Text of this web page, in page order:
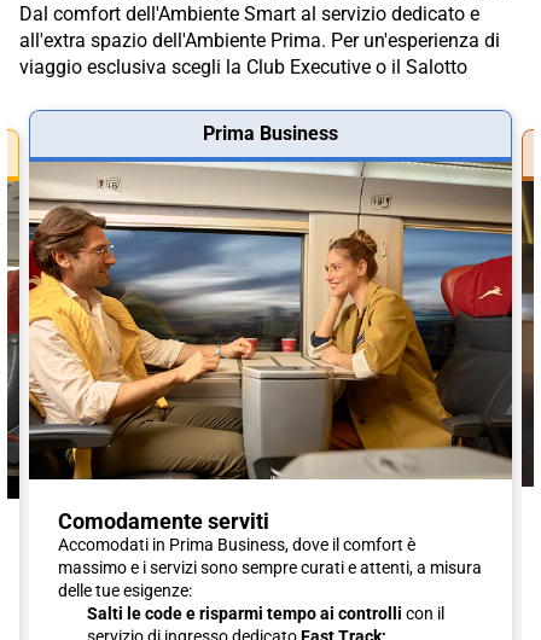
Dal comfort dell'Ambiente Smart al servizio dedicato e
all'extra spazio dell'Ambiente Prima. Per un'esperienza di
viaggio esclusiva scegli la Club Executive o il Salotto
Prima Business
Comodamente serviti
Accomodati in Prima Business, dove il comfort è
massimo e i servizi sono sempre curati e attenti, a misura
delle tue esigenze:
Salti le code e risparmi tempo ai controlli con il